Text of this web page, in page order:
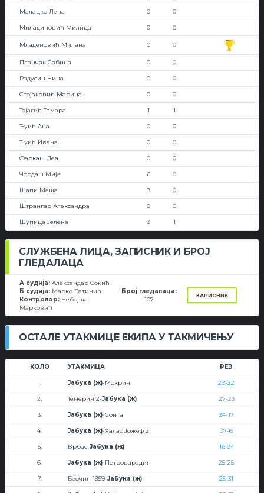
Малацко Лена 0 0
Миладиновић Милица 0 0
Младеновић Милана 0 0
Планчак Сабина 0 0
Радусин Нина 0 0
Стојаковић Марина 0 0
Тојагић Тамара 1 1
Ћуић Ана 0 0
Ћуић Ивана 0 0
Фаркаш Леа 0 0
Чордаш Мија 6 0
Шапи Маша 9 0
Штрангар Александра 0 0
Шупица Јелена 3 1
СЛУЖБЕНА ЛИЦА, ЗАПИСНИК И БРОЈ
ГЛЕДАЛАЦА
А судија: Александар Сокић
Б судија: Марко Батинић
Контролор: Небојша
Марковић
Број гледалаца:
107
ЗАПИСНИК
ОСТАЛЕ УТАКМИЦЕ ЕКИПА У ТАКМИЧЕЊУ
КОЛО УТАКМИЦА РЕЗ
1. Јабука (ж)-Мокрин 29-22
2. Темерин 2-Јабука (ж) 27-23
3. Јабука (ж)-Сонта 34-17
4. Јабука (ж)-Халас Јожеф 2 37-6
5. Врбас-Јабука (ж) 16-34
6. Јабука (ж)-Петроварадин 25-25
7. Беочин 1959-Јабука (ж) 25-31